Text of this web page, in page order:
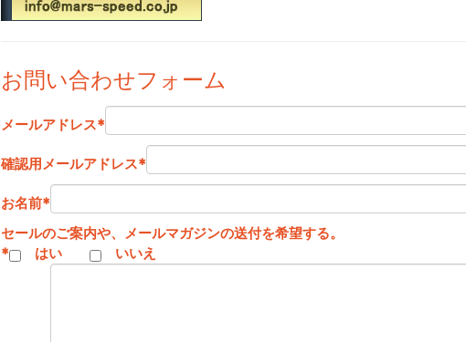
お問い合わせフォーム
メールアドレス*
確認用メールアドレス*
お名前*
セールのご案内や、メールマガジンの送付を希望する。
*
はい いいえ